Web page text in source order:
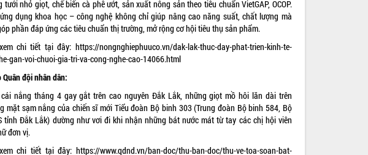
tưới nhỏ giọt, chế biến cà phê ướt, sản xuất nông sản theo tiêu chuẩn VietGAP, OCOP.
dụng khoa học – công nghệ không chỉ giúp nâng cao năng suất, chất lượng mà
phần đáp ứng các tiêu chuẩn thị trường, mở rộng cơ hội tiêu thụ sản phẩm.
chi tiết tại đây: https://nongnghiephuuco.vn/dak-lak-thuc-day-phat-trien-kinh-te-
gan-voi-chuoi-gia-tri-va-cong-nghe-cao-14066.html
Quân đội nhân dân:
cái nắng tháng 4 gay gắt trên cao nguyên Đắk Lắk, những giọt mồ hôi lăn dài trên
mặt sạm nắng của chiến sĩ mới Tiểu đoàn Bộ binh 303 (Trung đoàn Bộ binh 584, Bộ
tỉnh Đắk Lắk) dường như vơi đi khi nhận những bát nước mát từ tay các chị hội viên
đơn vị.
chi tiết tại đây: https://www.qdnd.vn/ban-doc/thu-ban-doc/thu-ve-toa-soan-bat-